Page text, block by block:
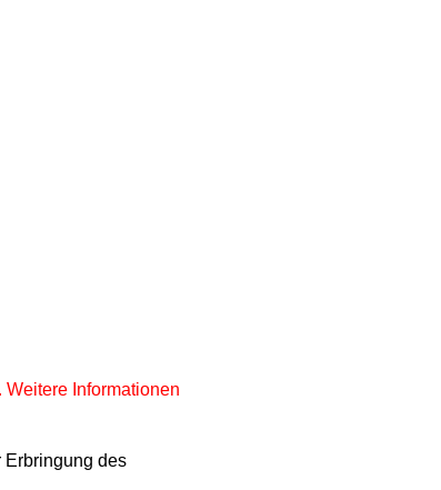
Informationen
Erbringung des